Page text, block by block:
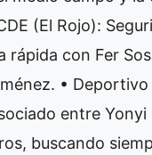
(El Rojo):
rápida con Fer
• ​Deportivo
entre Yonyi
buscando